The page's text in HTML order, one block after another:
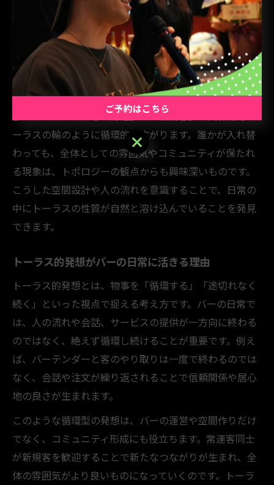
と端がつながることで「無限に続く」構造が特徴です。
バーのカウンター席が円形や半円形で設計されている場
合、客同士のつながりや会話が自然に循環しやすくなる
様子は、まさにトーラス的な連続性を体感できる例とな
ります。
また、バーにおける「常連」と「新規客」の関係性もト
ーラスの輪のように循環的に広がります。誰かが入れ替
わっても、全体としての雰囲気やコミュニティが保たれ
る現象は、トポロジーの観点からも興味深いものです。
こうした空間設計や人の流れを意識することで、日常の
中にトーラスの性質が自然と溶け込んでいることを発見
できます。
トーラス的発想がバーの日常に活きる理由
トーラス的発想とは、物事を「循環する」「途切れなく
続く」といった視点で捉える考え方です。バーの日常で
は、人の流れや会話、サービスの提供が一方向に終わる
のではなく、絶えず循環し続けることが重要です。例え
ば、バーテンダーと客のやり取りは一度で終わるのでは
なく、会話や注文が繰り返されることで信頼関係や居心
地の良さが生まれます。
このような循環型の発想は、バーの運営や空間作りだけ
でなく、コミュニティ形成にも役立ちます。常連客同士
が新規客を歓迎することで新たなつながりが生まれ、全
体の雰囲気がより良いものになっていくのです。トーラ
ご予約はこちら
ご予約はこちら